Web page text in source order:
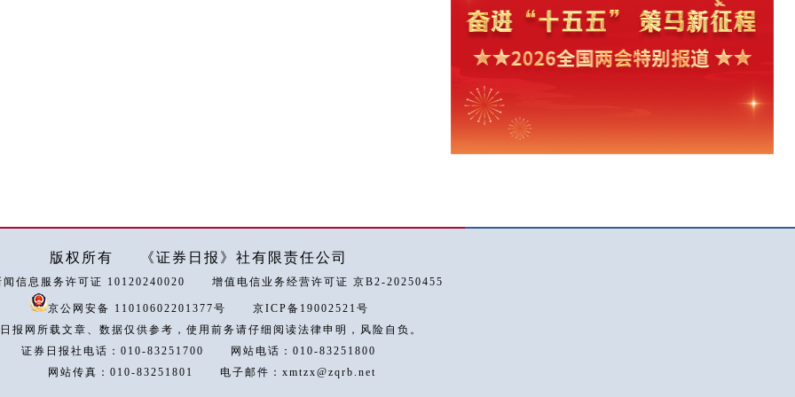
版权所有 《证券日报》社有限责任公司
闻信息服务许可证 10120240020 增值电信业务经营许可证 京B2-20250455
京公网安备 11010602201377号
京ICP备19002521号
报网所载文章、数据仅供参考，使用前务请仔细阅读法律申明，风险自负。
证券日报社电话：010-83251700
网站电话：010-83251800
网站传真：010-83251801
电子邮件：xmtzx@zqrb.net